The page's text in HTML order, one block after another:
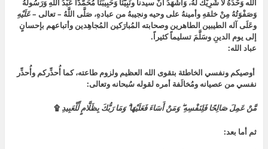
الله وَحْدَهُ لَا شَرِيْكَ لَهُ، وَأَشْهَدُ أَنَّ سيدنا ونَبِيَّنَا وَحَبِيبَنَا مُحَمَّدًا عَبْدُ اللهِ وَرَسُولُهُ
وَصَفْوَتُهُ مِنْ خلقهِ وأمينهُ على وحيه ونجيبهُ من عبادهِ، صَلَّى اللَّهُ – تعالى –عَلَيْهِ
وعَلَى آله الطيبين الطاهرين وصحابته المُبارَكين المُجاهِدين وأتباعهم بإحسانٍ
إلى يوم الدينِ وسَلَّمَ تسليماً كثيراً.
عباد الله:
أوصيكم ونفسي الخاطئة بتقوى الله العظيم ولزوم طاعته، كما أُحذِّركم وأُحذِّر
نفسي من عصيانه ومُخالَفة أمره لقوله سُبحانه وتعالى:
مَّنْ عَمِلَ صَالِحًا فَلِنَفْسِهِ ۖ وَمَنْ أَسَاءَ فَعَلَيْهَا ۗ وَمَا رَبُّكَ بِظَلَّامٍ لِّلْعَبِيدِ۩
ثم أما بعد: